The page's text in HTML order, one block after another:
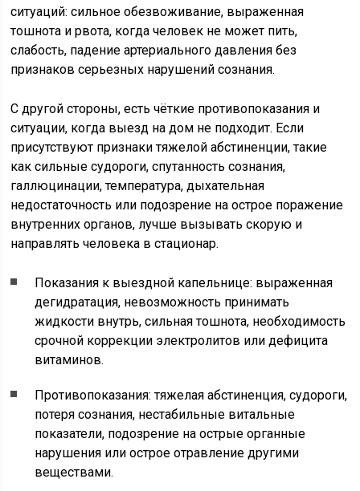
ситуаций: сильное обезвоживание, выраженная
тошнота и рвота, когда человек не может пить,
слабость, падение артериального давления без
признаков серьезных нарушений сознания.
С другой стороны, есть чёткие противопоказания и
ситуации, когда выезд на дом не подходит. Если
присутствуют признаки тяжелой абстиненции, такие
как сильные судороги, спутанность сознания,
галлюцинации, температура, дыхательная
недостаточность или подозрение на острое поражение
внутренних органов, лучше вызывать скорую и
направлять человека в стационар.
Показания к выездной капельнице: выраженная
дегидратация, невозможность принимать
жидкости внутрь, сильная тошнота, необходимость
срочной коррекции электролитов или дефицита
витаминов.
Противопоказания: тяжелая абстиненция, судороги,
потеря сознания, нестабильные витальные
показатели, подозрение на острые органные
нарушения или острое отравление другими
веществами.